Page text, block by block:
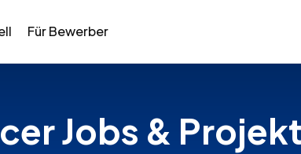
Für Bewerber
Jobs &